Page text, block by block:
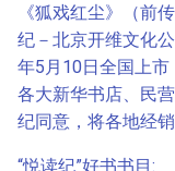
《狐戏红尘》（前
纪－北京开维文化
年5月10日全国上
各大新华书店、民
纪同意，将各地经
“悦读纪”好书书目: